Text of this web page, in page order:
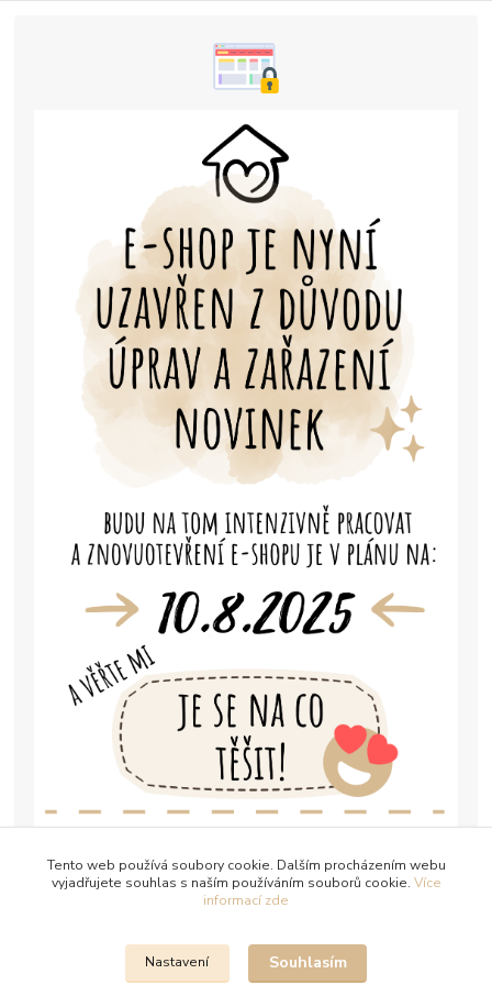
Tento web používá soubory cookie. Dalším procházením webu
vyjadřujete souhlas s naším používáním souborů cookie. Více
informací zde
Nastavení Souhlasím